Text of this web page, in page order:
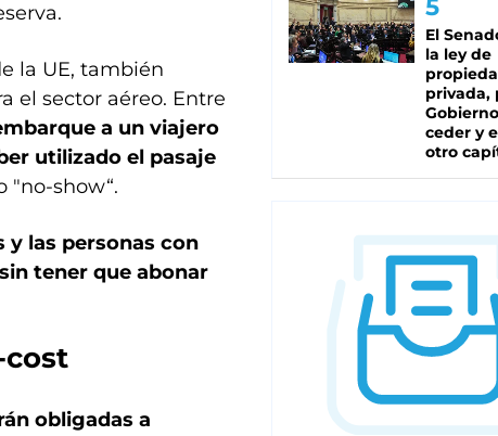
la UE, también
el sector aéreo. Entre
a un viajero
utilizado el pasaje
"no-show“.
y las personas con
tener que abonar
cost
obligadas a
El
la ley de
privada,
ceder y
otro